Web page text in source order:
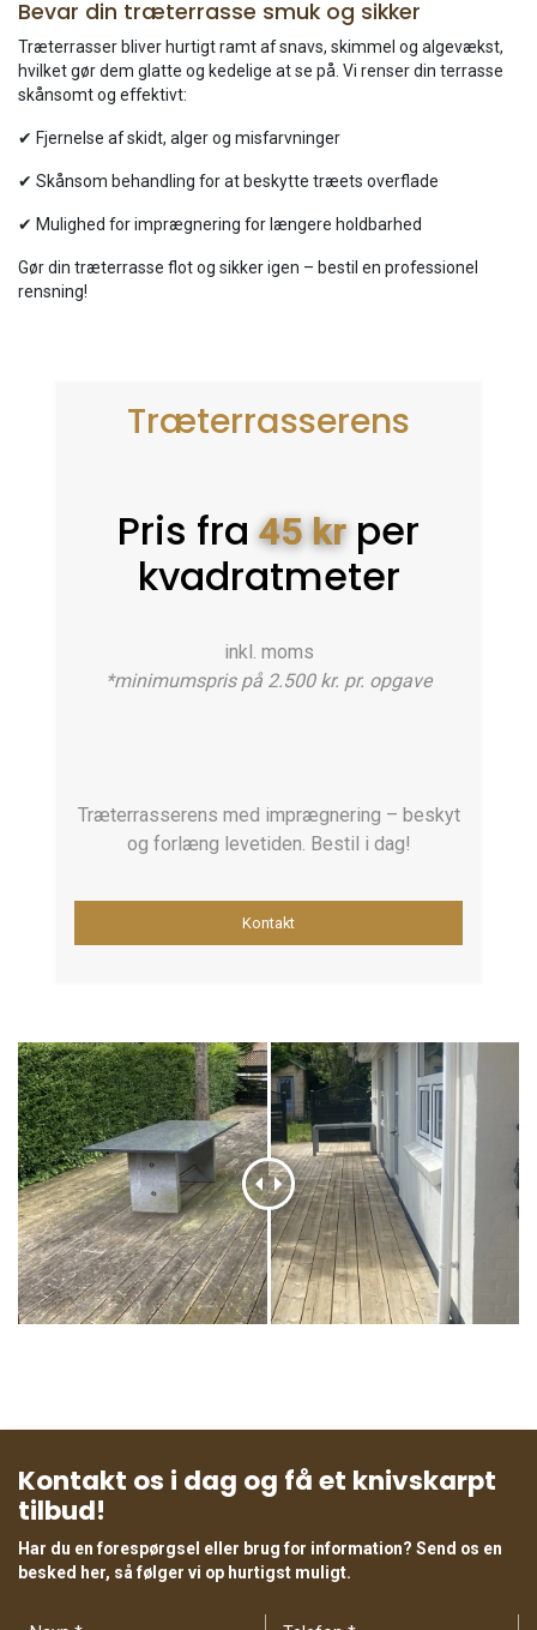
Bevar din træterrasse smuk og sikker
Træterrasser bliver hurtigt ramt af snavs, skimmel og algevækst,
hvilket gør dem glatte og kedelige at se på. Vi renser din terrasse
skånsomt og effektivt:
✔ Fjernelse af skidt, alger og misfarvninger
✔ Skånsom behandling for at beskytte træets overflade
✔ Mulighed for imprægnering for længere holdbarhed
Gør din træterrasse flot og sikker igen – bestil en professionel
rensning!
Træterrasserens
Pris fra45 krper
kvadratmeter
inkl. moms
*minimumspris på 2.500 kr. pr. opgave
Træterrasserens med imprægnering – beskyt
og forlæng levetiden. Bestil i dag!
Kontakt
Kontakt os i dag og få et knivskarpt
tilbud!
Har du en forespørgsel eller brug for information? Send os en
besked her, så følger vi op hurtigst muligt.